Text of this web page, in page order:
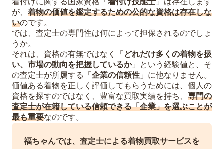
着付けに関する国家資格「 着付け技能士 」は存在します
が、 着物の価値を鑑定するための公的な資格は存在しな
いのです。
では、査定士の専門性は何によって担保されるのでしょ
うか。
それは、資格の有無ではなく「 どれだけ多くの着物を扱
い、市場の動向を把握しているか」という経験値と、そ
の査定士が所属する「 企業の信頼性 」に他なりません。
価値ある着物を正しく評価してもらうためには、個人の
資格を探すのではなく、豊富な買取実績を持ち、 専門の
査定士が在籍している信頼できる「企業」を選ぶことが
最も重要なのです。
福ちゃんでは、査定士による着物買取サービスを